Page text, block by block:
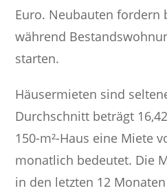
Euro. Neubauten fordern
während
starten.
Häusermieten sind
Durchschnitt beträgt
150-m²-Haus eine Miete
monatlich bedeutet. Die
in den letzten 12